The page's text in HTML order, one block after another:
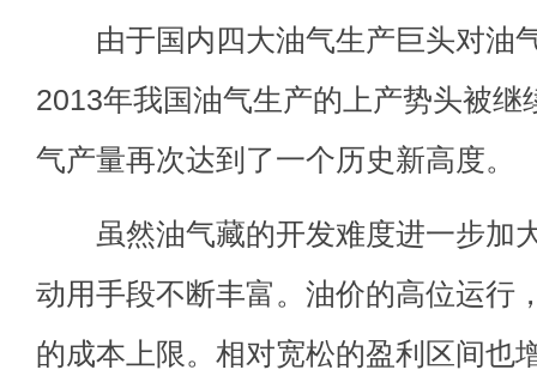
由于国内四大油气生产巨头对油
2013年我国油气生产的上产势头被继
气产量再次达到了一个历史新高度。
虽然油气藏的开发难度进一步加
动用手段不断丰富。油价的高位运行
的成本上限。相对宽松的盈利区间也